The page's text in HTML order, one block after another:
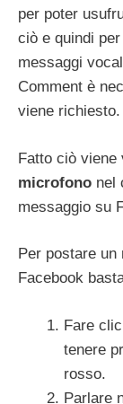
per poter
ciò e quindi
messaggi
Comment è
viene richiesto.
Fatto ciò viene
microfono nel
messaggio su
Per postare
Facebook
Fare
tenere
rosso.
Parlare